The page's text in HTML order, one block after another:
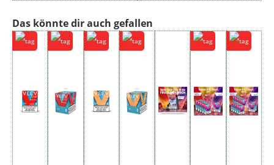
Produktgalerie überspringen
Das könnte dir auch gefallen